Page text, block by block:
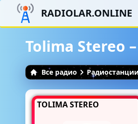
RADIOLAR.ONLINE
Tolima Stereo
Все радио
TOLIMA STEREO